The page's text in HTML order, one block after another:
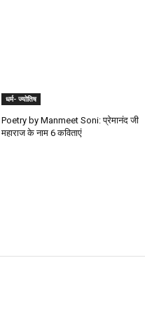
धर्म- ज्योतिष
Poetry by Manmeet Soni: प्रेमानंद जी
महाराज के नाम 6 कविताएं